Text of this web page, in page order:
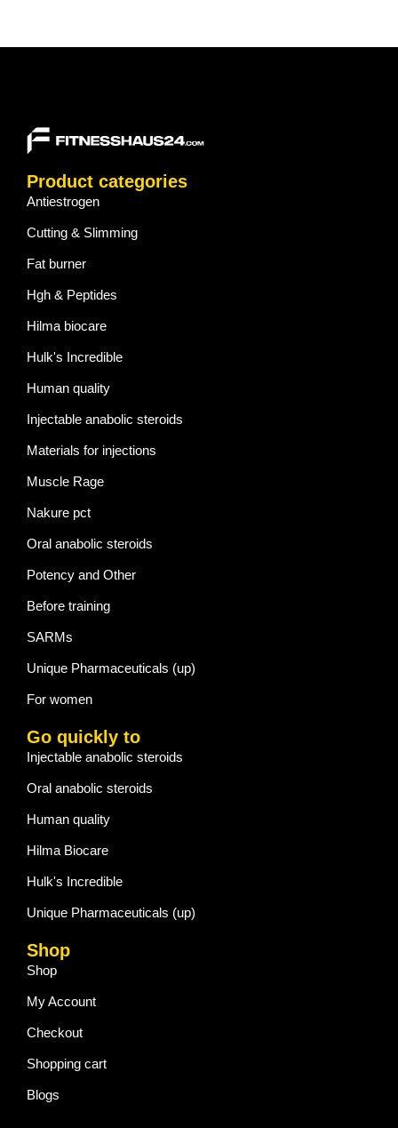
Product categories
Antiestrogen
Cutting & Slimming
Fat burner
Hgh & Peptides
Hilma biocare
Hulk's Incredible
Human quality
Injectable anabolic steroids
Materials for injections
Muscle Rage
Nakure pct
Oral anabolic steroids
Potency and Other
Before training
SARMs
Unique Pharmaceuticals (up)
For women
Go quickly to
Injectable anabolic steroids
Oral anabolic steroids
Human quality
Hilma Biocare
Hulk's Incredible
Unique Pharmaceuticals (up)
Shop
Shop
My Account
Checkout
Shopping cart
Blogs